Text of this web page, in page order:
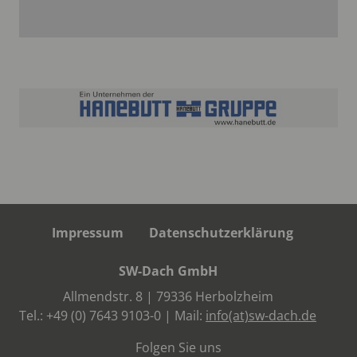
Impressum Datenschutzerklärung
SW-Dach GmbH
Allmendstr. 8 | 79336 Herbolzheim
Tel.: +49 (0) 7643 9103-0 | Mail: info(at)sw-dach.de
Folgen Sie uns